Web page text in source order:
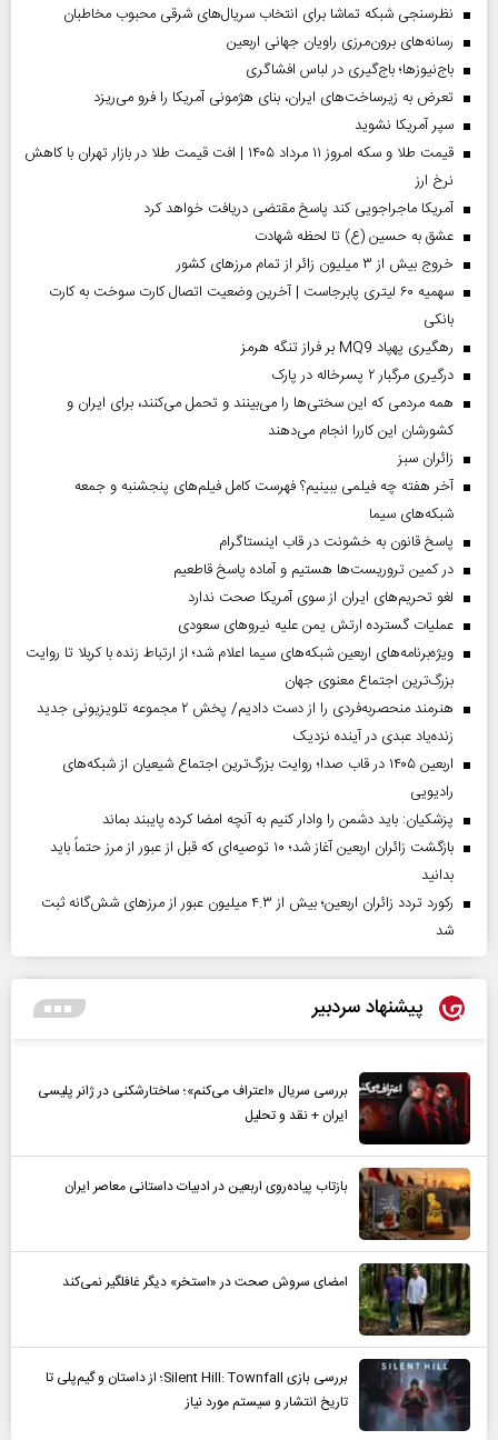
نظرسنجی شبکه تماشا برای انتخاب سریال‌های شرقی محبوب مخاطبان
رسانه‌های برون‌مرزی راویان جهانی اربعین
باج‌نیوزها؛ باج‌گیری در لباس افشاگری
تعرض به زیرساخت‌های ایران، بنای هژمونی آمریکا را فرو می‌ریزد
سپر آمریکا نشوید
قیمت طلا و سکه امروز ۱۱ مرداد ۱۴۰۵ | افت قیمت طلا در بازار تهران با کاهش
نرخ ارز
آمریکا ماجراجویی کند پاسخ مقتضی دریافت خواهد کرد
عشق به حسین (ع) تا لحظه شهادت
خروج بیش از ۳ میلیون زائر از تمام مرز‌های کشور
سهمیه ۶۰ لیتری پابرجاست | آخرین وضعیت اتصال کارت سوخت به کارت
بانکی
رهگیری پهپاد MQ9 بر فراز تنگه هرمز
درگیری مرگبار ۲ پسرخاله در پارک
همه مردمی که این سختی‌ها را می‌بینند و تحمل می‌کنند، برای ایران و
کشورشان این کاررا انجام می‌دهند
‌زائران سبز
آخر هفته چه فیلمی ببینیم؟ فهرست کامل فیلم‌های پنجشنبه و جمعه
شبکه‌های سیما
پاسخ قانون به خشونت در قاب اینستاگرام
در کمین تروریست‌ها هستیم و آماده پاسخ قاطعیم
لغو تحریم‌های ایران از سوی آمریکا صحت ندارد
عملیات گسترده ارتش یمن علیه نیروهای سعودی
ویژه‌برنامه‌های اربعین شبکه‌های سیما اعلام شد؛ از ارتباط زنده با کربلا تا روایت
بزرگ‌ترین اجتماع معنوی جهان
هنرمند منحصر‌به‌فردی را از دست دادیم/ پخش ۲ مجموعه تلویزیونی جدید
زنده‌یاد عبدی در آینده نزدیک
اربعین ۱۴۰۵ در قاب صدا؛ روایت بزرگ‌ترین اجتماع شیعیان از شبکه‌های
رادیویی
پزشکیان: باید دشمن را وادار کنیم به آنچه امضا کرده پایبند بماند
بازگشت زائران اربعین آغاز شد؛ ۱۰ توصیه‌ای که قبل از عبور از مرز حتماً باید
بدانید
رکورد تردد زائران اربعین؛ بیش از ۴.۳ میلیون عبور از مرزهای شش‌گانه ثبت
شد
پیشنهاد سردبیر
بررسی سریال «اعتراف می‌کنم»؛ ساختارشکنی در ژانر پلیسی
ایران + نقد و تحلیل
بازتاب پیاده‌روی اربعین در ادبیات داستانی معاصر ایران
امضای سروش صحت در «استخر» دیگر غافلگیر نمی‌کند
بررسی بازی Silent Hill: Townfall؛ از داستان و گیم‌پلی تا
تاریخ انتشار و سیستم مورد نیاز